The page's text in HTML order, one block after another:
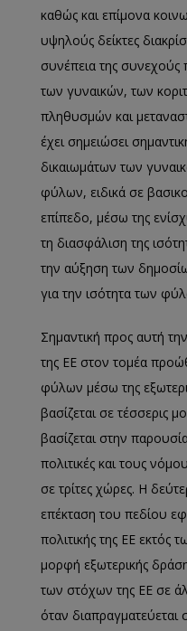
καθώς και επίμονα
υψηλούς δείκτες
συνέπεια της συνεχούς
των γυναικών, των
πληθυσμών και
έχει σημειώσει
δικαιωμάτων των
φύλων, ειδικά σε
επίπεδο, μέσω της
τη διασφάλιση της
την αύξηση των
για την ισότητα των
Σημαντική προς αυτή
της ΕΕ στον τομέα
φύλων μέσω της
βασίζεται σε τέσσερις
βασίζεται στην
πολιτικές και τους
σε τρίτες χώρες. Η
επέκταση του πεδίου
πολιτικής της ΕΕ εκτός
μορφή εξωτερικής
των στόχων της ΕΕ σε
όταν